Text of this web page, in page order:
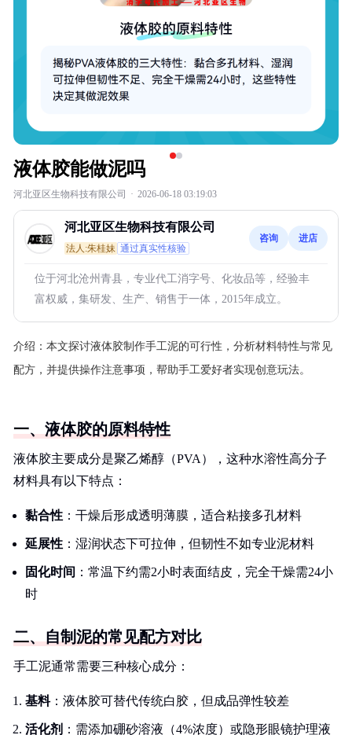
液体胶能做泥吗
河北亚区生物科技有限公司 · 2026-06-18 03:19:03
河北亚区生物科技有限公司
法人:朱桂妹 通过真实性核验
咨询 进店
位于河北沧州青县，专业代工消字号、化妆品等，经验丰
富权威，集研发、生产、销售于一体，2015年成立。
介绍： 本文探讨液体胶制作手工泥的可行性，分析材料特性与常见
配方，并提供操作注意事项，帮助手工爱好者实现创意玩法。
一、液体胶的原料特性
液体胶主要成分是聚乙烯醇（PVA），这种水溶性高分子
材料具有以下特点：
黏合性 ：干燥后形成透明薄膜，适合粘接多孔材料
延展性 ：湿润状态下可拉伸，但韧性不如专业泥材料
固化时间 ：常温下约需2小时表面结皮，完全干燥需24小
时
二、自制泥的常见配方对比
手工泥通常需要三种核心成分：
基料：液体胶可替代传统白胶，但成品弹性较差
活化剂 ：需添加硼砂溶液（4%浓度）或隐形眼镜护理液